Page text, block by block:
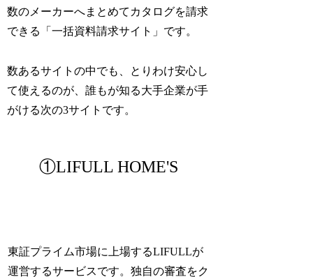
数のメーカーへまとめてカタログを請求
できる「一括資料請求サイト」です。
数あるサイトの中でも、とりわけ安心し
て使えるのが、誰もが知る大手企業が手
がける次の3サイトです。
①LIFULL HOME'S
東証プライム市場に上場するLIFULLが
運営するサービスです。独自の審査をク